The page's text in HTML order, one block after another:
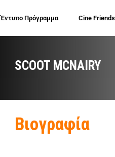
Έντυπο Πρόγραμμα Cine Friends
SCOOT MCNAIRY
Βιογραφία